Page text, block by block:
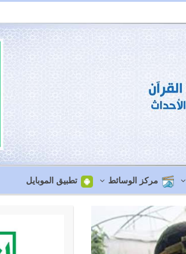
مركز الوسائط تطبيق الموبايل